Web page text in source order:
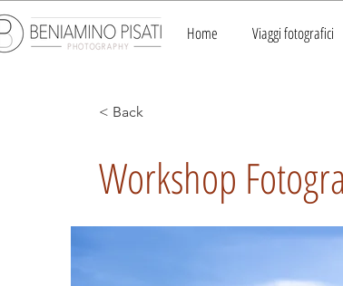
Home Viaggi fotografici
< Back
Workshop